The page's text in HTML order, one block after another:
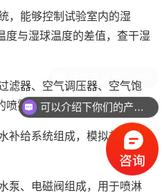
，能够控制试验室内的湿
度与湿球温度的差值，查干湿
滤器、空气调压器、空气饱
喷雾模拟。
补给系统组成，模拟盐雾腐
泵、电磁阀组成，用于喷淋
可以介绍下你们的产品么